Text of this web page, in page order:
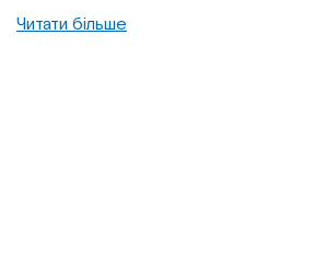
Читати більше